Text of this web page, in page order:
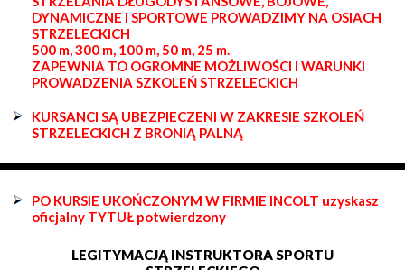
DYNAMICZNE I SPORTOWE PROWADZIMY NA OSIACH
STRZELECKICH
500 m, 300 m, 100 m, 50 m, 25 m.
ZAPEWNIA TO OGROMNE MOŻLIWOŚCI I WARUNKI
PROWADZENIA SZKOLEŃ STRZELECKICH
KURSANCI SĄ UBEZPIECZENI W ZAKRESIE SZKOLEŃ
STRZELECKICH Z BRONIĄ PALNĄ
PO KURSIE UKOŃCZONYM W FIRMIE INCOLT uzyskasz
oficjalny TYTUŁ potwierdzony
LEGITYMACJĄ INSTRUKTORA SPORTU